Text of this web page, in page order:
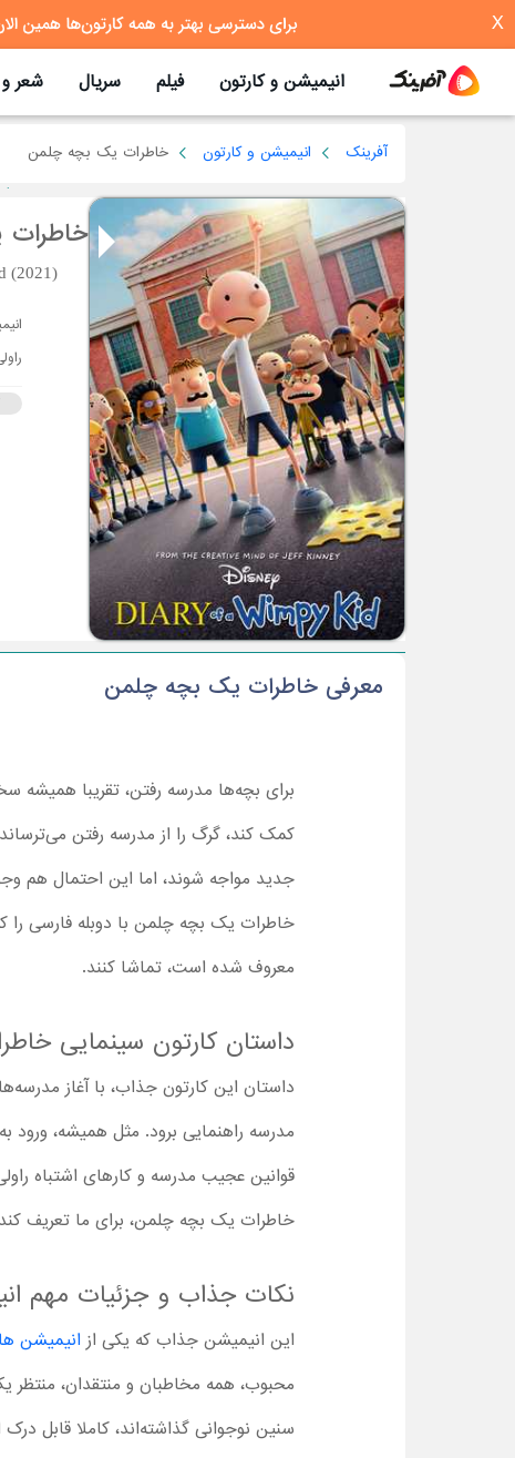
X
انیمیشن و کارتون فیلم سریال شعر
آفرینک انیمیشن و کارتون خاطرات یک بچه چلمن
(2021)
معرفی خاطرات یک بچه چلمن
برای بچه‌ها مدرسه رفتن، تقریبا همیشه
کمک کند، گرگ را از مدرسه رفتن
جدید مواجه شوند، اما این احتمال هم
خاطرات یک بچه چلمن با دوبله فارسی
معروف شده است، تماشا کنند.
داستان کارتون سینمایی
داستان این کارتون جذاب، با آغاز
مدرسه راهنمایی برود. مثل همیشه،
قوانین عجیب مدرسه و کارهای اشتباه
خاطرات یک بچه چلمن، برای ما تعریف
نکات جذاب و جزئیات مهم
این انیمیشن جذاب که یکی از انیمیشن های
محبوب، همه مخاطبان و منتقدان، منتظر
سنین نوجوانی گذاشته‌اند، کاملا قابل